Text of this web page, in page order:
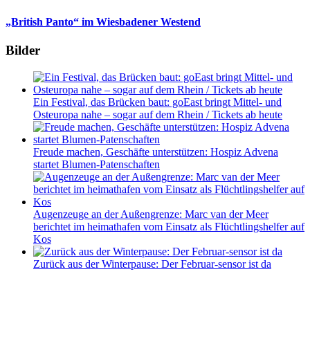
„British Panto“ im Wiesbadener Westend
Bilder
Ein Festival, das Brücken baut: goEast bringt Mittel- und
Osteuropa nahe – sogar auf dem Rhein / Tickets ab heute
Freude machen, Geschäfte unterstützen: Hospiz Advena
startet Blumen-Patenschaften
Augenzeuge an der Außengrenze: Marc van der Meer
berichtet im heimathafen vom Einsatz als Flüchtlingshelfer auf
Kos
Zurück aus der Winterpause: Der Februar-sensor ist da